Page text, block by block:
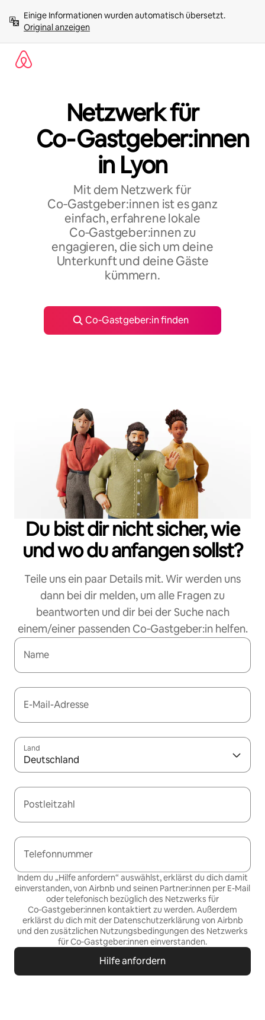
Inhalten
springenOriginal anzeigen
Netzwerk für
Co‑Gastgeber:innen
in Lyon
Mit dem Netzwerk für
Co‑Gastgeber:innen ist es ganz
einfach, erfahrene lokale
Co‑Gastgeber:innen zu
engagieren, die sich um deine
Unterkunft und deine Gäste
kümmern.
Co‑Gastgeber:in finden
Du bist dir nicht sicher, wie
und wo du anfangen sollst?
Teile uns ein paar Details mit. Wir werden uns
dann bei dir melden, um alle Fragen zu
beantworten und dir bei der Suche nach
einem/einer passenden Co‑Gastgeber:in helfen.
Name
E-Mail-Adresse
Land
Deutschland
Postleitzahl
Telefonnummer
Indem du „Hilfe anfordern“ auswählst, erklärst du dich damit
einverstanden, von Airbnb und seinen Partner:innen per E-Mail
oder telefonisch bezüglich des Netzwerks für
Co‑Gastgeber:innen kontaktiert zu werden. Außerdem
erklärst du dich mit der Datenschutzerklärung von Airbnb
und denzusätzlichen Nutzungsbedingungen des Netzwerks
für Co‑Gastgeber:inneneinverstanden.
Hilfe anfordern